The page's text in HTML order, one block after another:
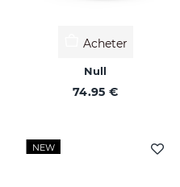
Acheter
Null
74.95 €
NEW